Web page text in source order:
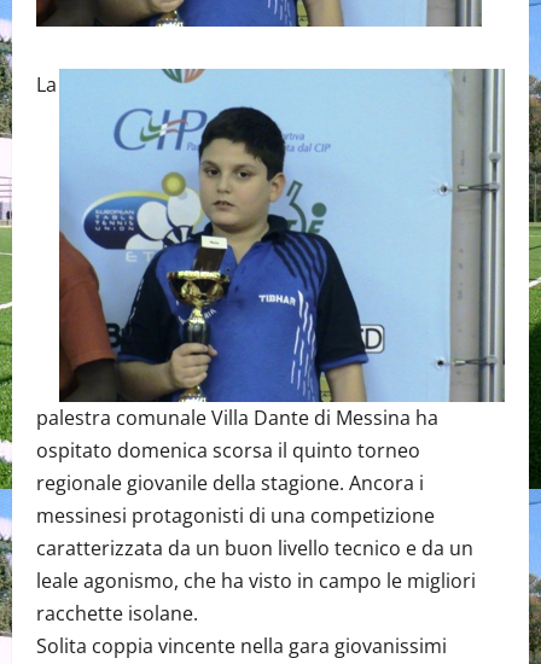
La
palestra comunale Villa Dante di Messina ha
ospitato domenica scorsa il quinto torneo
regionale giovanile della stagione. Ancora i
messinesi protagonisti di una competizione
caratterizzata da un buon livello tecnico e da un
leale agonismo, che ha visto in campo le migliori
racchette isolane.
Solita coppia vincente nella gara giovanissimi